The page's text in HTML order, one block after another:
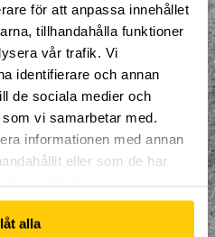
för att anpassa innehållet
tillhandahålla funktioner
vår trafik. Vi
identifierare och annan
de sociala medier och
vi samarbetar med.
informationen med annan
eller som de har
alla
0